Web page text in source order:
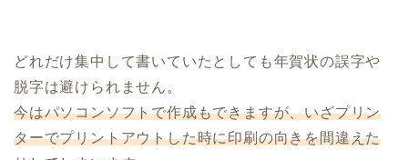
どれだけ集中して書いていたとしても年賀状の誤字や
脱字は避けられません。
今はパソコンソフトで作成もできますが、いざプリン
ターでプリントアウトした時に印刷の向きを間違えた